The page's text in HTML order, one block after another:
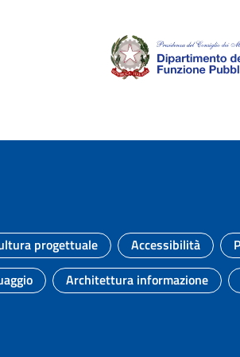
Argomento:
progettuale
Argomento:
Accessibilità
Argomento:
Architettura informazione